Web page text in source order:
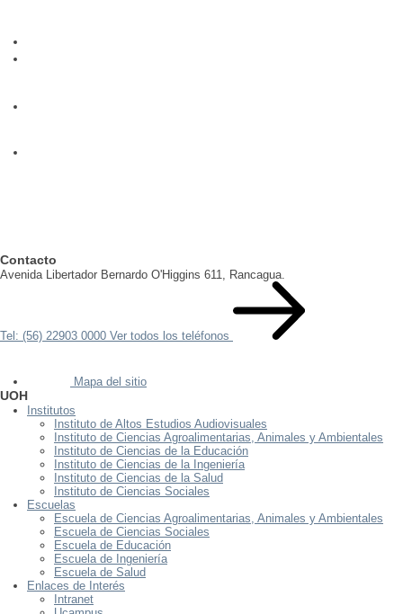
Contacto
Avenida Libertador Bernardo O'Higgins 611, Rancagua.
Tel: (56) 22903 0000 Ver todos los teléfonos
Mapa del sitio
UOH
Institutos
Instituto de Altos Estudios Audiovisuales
Instituto de Ciencias Agroalimentarias, Animales y Ambientales
Instituto de Ciencias de la Educación
Instituto de Ciencias de la Ingeniería
Instituto de Ciencias de la Salud
Instituto de Ciencias Sociales
Escuelas
Escuela de Ciencias Agroalimentarias, Animales y Ambientales
Escuela de Ciencias Sociales
Escuela de Educación
Escuela de Ingeniería
Escuela de Salud
Enlaces de Interés
Intranet